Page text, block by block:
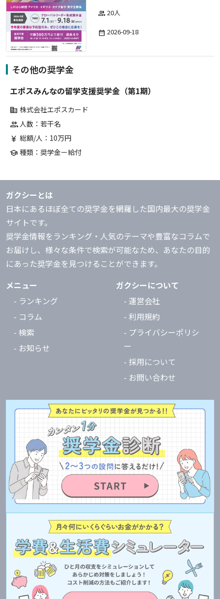
group 20人
date_range 2026-09-18
その他の奨学金
エポスみんなの留学支援奨学金（第1期）
corporate_fare 株式会社エポスカード
group人数：若干名
currency_yen 総額/人：10万円
school 種類：奨学金ー給付
ガクシーとは
日本にあるほぼ全ての奨学金を網羅した国内最大の奨学金
サイトです。
奨学金情報をランキング・人気のテーマや豊富なコラムで
お届けし、様々な条件で検索が可能なため、あなたの目的
にあった奨学金を見つけることができます。
メニュー
- ランキング
- コラム
- 検索
- お知らせ
ガクシーについて
- 運営会社
- 利用規約
- プライバシーポリシ
ー
- 採用について
- お問い合わせ